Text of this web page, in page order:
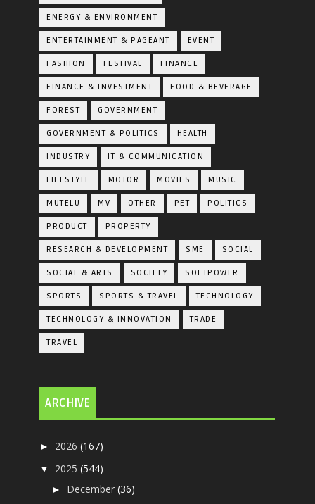
ENERGY & ENVIRONMENT
ENTERTAINMENT & PAGEANT EVENT
FASHION FESTIVAL FINANCE
FINANCE & INVESTMENT FOOD & BEVERAGE
FOREST GOVERNMENT
GOVERNMENT & POLITICS HEALTH
INDUSTRY IT & COMMUNICATION
LIFESTYLE MOTOR MOVIES MUSIC
MUTELU MV OTHER PET POLITICS
PRODUCT PROPERTY
RESEARCH & DEVELOPMENT SME SOCIAL
SOCIAL & ARTS SOCIETY SOFTPOWER
SPORTS SPORTS & TRAVEL TECHNOLOGY
TECHNOLOGY & INNOVATION TRADE
TRAVEL
ARCHIVE
► 2026(167)
▼ 2025(544)
► December(36)